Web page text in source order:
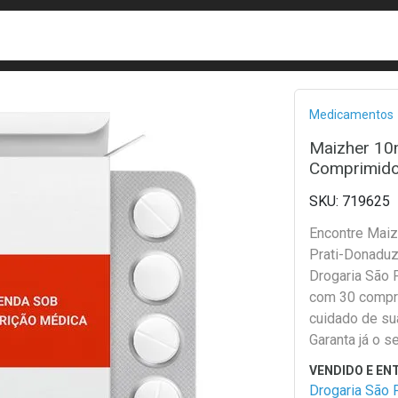
Medicamentos
Maizher
719625
Encontre
Prati-
Drogaria São
com 30
cuidado de
Garanta já o
Drogaria São